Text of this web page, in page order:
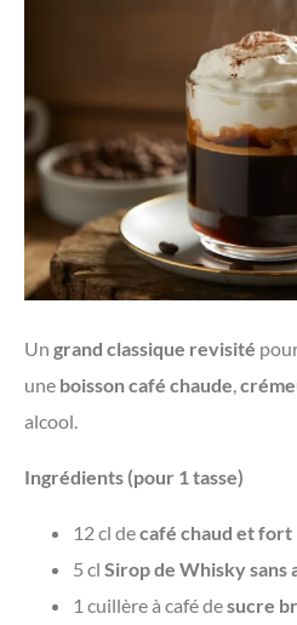
Un grand classique revisité
une boisson café chaude,
alcool.
Ingrédients (pour 1 tasse)
12 cl decafé chaud et fort
5 cl Sirop de Whisky sans
1 cuillère à café desucre